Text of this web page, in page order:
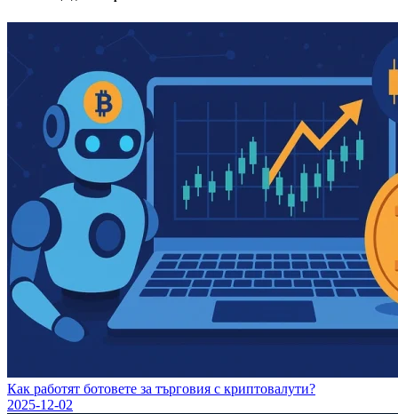
Как работят ботовете за търговия с криптовалути?
2025-12-02